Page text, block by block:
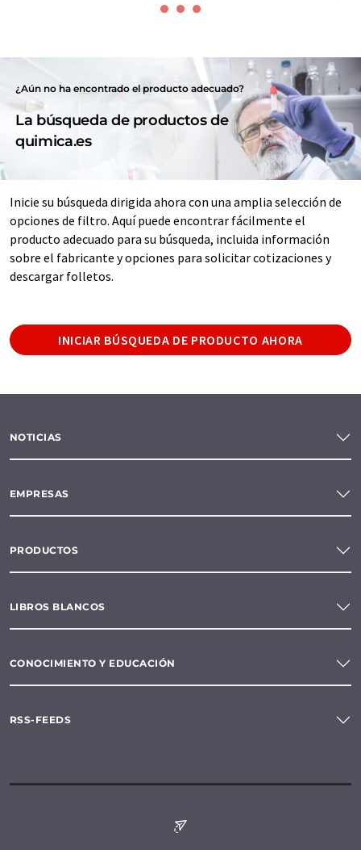
¿Aún no ha encontrado el producto adecuado?
La búsqueda de productos de
quimica.es
Inicie su búsqueda dirigida ahora con una amplia selección de
opciones de filtro. Aquí puede encontrar fácilmente el
producto adecuado para su búsqueda, incluida información
sobre el fabricante y opciones para solicitar cotizaciones y
descargar folletos.
INICIAR BÚSQUEDA DE PRODUCTO AHORA
NOTICIAS
EMPRESAS
PRODUCTOS
LIBROS BLANCOS
CONOCIMIENTO Y EDUCACIÓN
RSS-FEEDS